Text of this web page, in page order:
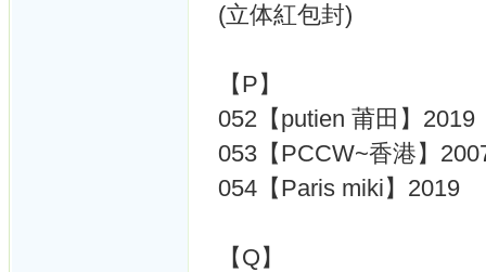
(立体紅包封)
【P】
052【putien 莆田】2019
053【PCCW~香港】
054【Paris miki】2019
【Q】